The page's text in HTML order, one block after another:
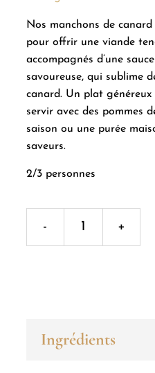
Nos manchons de
pour offrir une viande
accompagnés d’une
savoureuse, qui sublime
canard. Un plat
servir avec des pommes
saison ou une purée
saveurs.
2/3 personnes
sauce
Ingrédients